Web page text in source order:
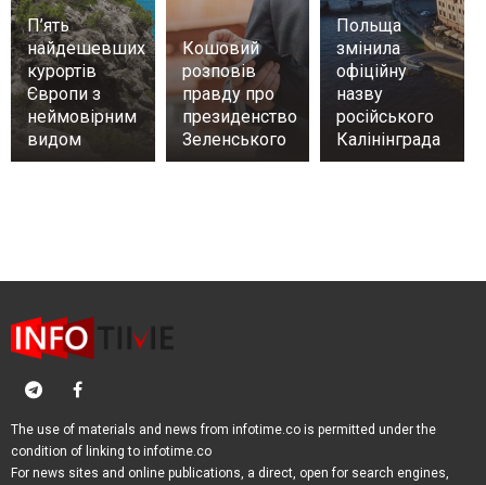
П’ять
найдешевших
курортів
Європи з
неймовірним
видом
Кошовий
розповів
правду про
президенство
Зеленського
Польща
змінила
офіційну
назву
російського
Калінінграда
The use of materials and news from infotime.co is permitted under the
condition of linking to infotime.co
For news sites and online publications, a direct, open for search engines,